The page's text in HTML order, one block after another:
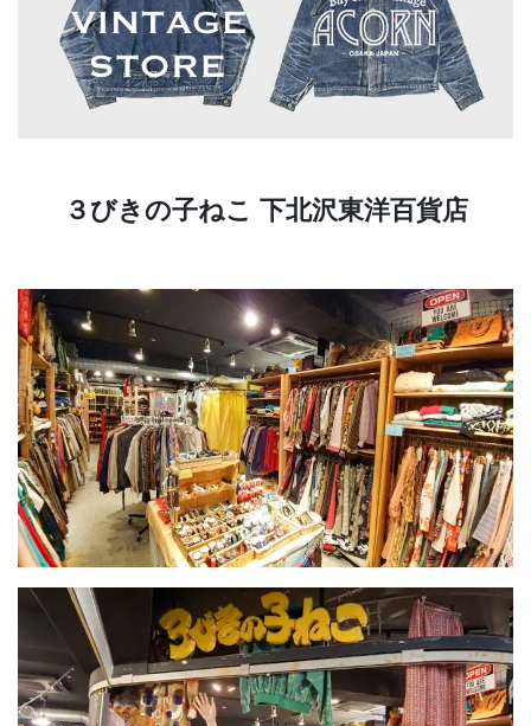
３びきの子ねこ 下北沢東洋百貨店